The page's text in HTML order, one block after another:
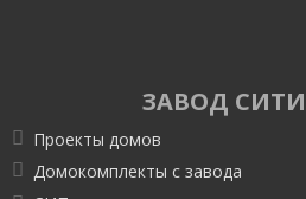
ЗАВОД
Проекты домов
Домокомплекты с завода